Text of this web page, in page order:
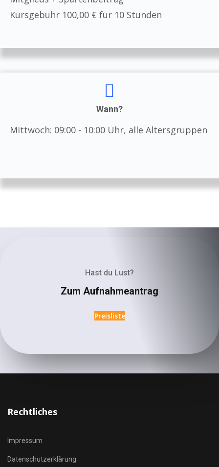
Kursgebühr 100,00 € für 10 Stunden
Wann?
Mittwoch: 09:00 - 10:00 Uhr, alle Altersgruppen
Hast du Lust?
Zum Aufnahmeantrag
Preisliste
Rechtliches
Impressum
Datenschutzerklärung